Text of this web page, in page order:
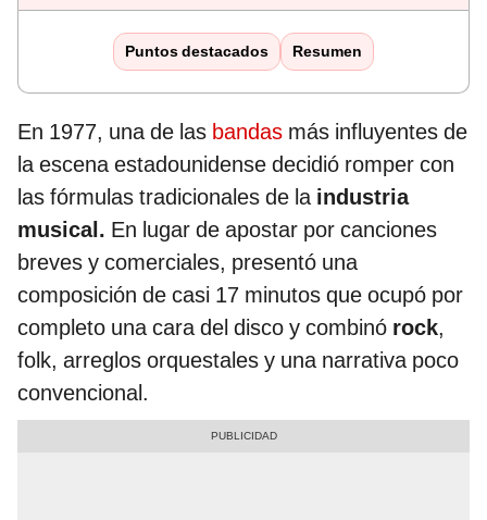
Puntos destacados Resumen
En 1977, una de las bandas más influyentes de
la escena estadounidense decidió romper con
las fórmulas tradicionales de la industria
musical. En lugar de apostar por canciones
breves y comerciales, presentó una
composición de casi 17 minutos que ocupó por
completo una cara del disco y combinó rock,
folk, arreglos orquestales y una narrativa poco
convencional.